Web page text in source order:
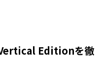
Editionを徹